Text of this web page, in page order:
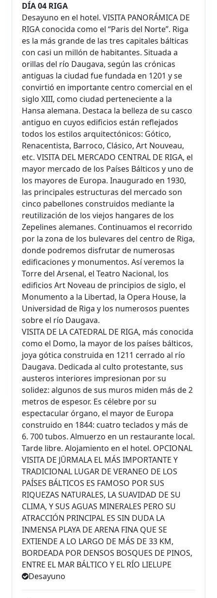
DÍA 04 RIGA
Desayuno en el hotel. VISITA PANORÁMICA DE
RIGA conocida como el “Paris del Norte”. Riga
es la más grande de las tres capitales bálticas
con casi un millón de habitantes. Situada a
orillas del río Daugava, según las crónicas
antiguas la ciudad fue fundada en 1201 y se
convirtió en importante centro comercial en el
siglo XIII, como ciudad perteneciente a la
Hansa alemana. Destaca la belleza de su casco
antiguo en cuyos edificios están reflejados
todos los estilos arquitectónicos: Gótico,
Renacentista, Barroco, Clásico, Art Nouveau,
etc. VISITA DEL MERCADO CENTRAL DE RIGA, el
mayor mercado de los Países Bálticos y uno de
los mayores de Europa. Inaugurado en 1930,
las principales estructuras del mercado son
cinco pabellones construidos mediante la
reutilización de los viejos hangares de los
Zepelines alemanes. Continuamos el recorrido
por la zona de los bulevares del centro de Riga,
donde podremos disfrutar de numerosas
edificaciones y monumentos. Así veremos la
Torre del Arsenal, el Teatro Nacional, los
edificios Art Noveau de principios de siglo, el
Monumento a la Libertad, la Opera House, la
Universidad de Riga y los numerosos puentes
sobre el río Daugava.
VISITA DE LA CATEDRAL DE RIGA, más conocida
como el Domo, la mayor de los países bálticos,
joya gótica construida en 1211 cerrado al río
Daugava. Dedicada al culto protestante, sus
austeros interiores impresionan por su
solidez: algunos de sus muros miden más de 2
metros de espesor. Es célebre por su
espectacular órgano, el mayor de Europa
construido en 1844: cuatro teclados y más de
6. 700 tubos. Almuerzo en un restaurante local.
Tarde libre. Alojamiento en el hotel. OPCIONAL
VISITA DE JŪRMALA EL MÁS IMPORTANTE Y
TRADICIONAL LUGAR DE VERANEO DE LOS
PAÍSES BÁLTICOS ES FAMOSO POR SUS
RIQUEZAS NATURALES, LA SUAVIDAD DE SU
CLIMA, Y SUS AGUAS MINERALES PERO SU
ATRACCIÓN PRINCIPAL ES SIN DUDA LA
INMENSA PLAYA DE ARENA FINA QUE SE
EXTIENDE A LO LARGO DE MÁS DE 33 KM,
BORDEADA POR DENSOS BOSQUES DE PINOS,
ENTRE EL MAR BÁLTICO Y EL RÍO LIELUPE
Desayuno